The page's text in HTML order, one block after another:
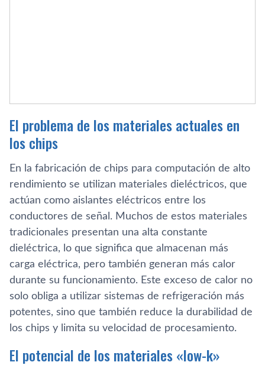
El problema de los materiales actuales en
los chips
En la fabricación de chips para computación de alto
rendimiento se utilizan materiales dieléctricos, que
actúan como aislantes eléctricos entre los
conductores de señal. Muchos de estos materiales
tradicionales presentan una alta constante
dieléctrica, lo que significa que almacenan más
carga eléctrica, pero también generan más calor
durante su funcionamiento. Este exceso de calor no
solo obliga a utilizar sistemas de refrigeración más
potentes, sino que también reduce la durabilidad de
los chips y limita su velocidad de procesamiento.
El potencial de los materiales «low-k»